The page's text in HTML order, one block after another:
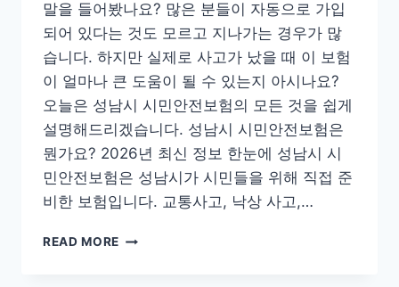
말을 들어봤나요? 많은 분들이 자동으로 가입
되어 있다는 것도 모르고 지나가는 경우가 많
습니다. 하지만 실제로 사고가 났을 때 이 보험
이 얼마나 큰 도움이 될 수 있는지 아시나요?
오늘은 성남시 시민안전보험의 모든 것을 쉽게
설명해드리겠습니다. 성남시 시민안전보험은
뭔가요? 2026년 최신 정보 한눈에 성남시 시
민안전보험은 성남시가 시민들을 위해 직접 준
비한 보험입니다. 교통사고, 낙상 사고,…
READ MORE 성